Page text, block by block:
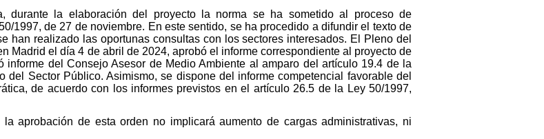
durante la elaboración del proyecto la norma se ha sometido al proceso de
1997, de 27 de noviembre. En este sentido, se ha procedido a difundir el texto de
han realizado las oportunas consultas con los sectores interesados. El Pleno del
Madrid el día 4 de abril de 2024, aprobó el informe correspondiente al proyecto de
del Consejo Asesor de Medio Ambiente al amparo del artículo 19.4 de la
del Sector Público. Asimismo, se dispone del informe competencial favorable del
de acuerdo con los informes previstos en el artículo 26.5 de la Ley 50/1997,
aprobación de esta orden no implicará aumento de cargas administrativas, ni